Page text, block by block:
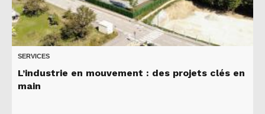
SERVICES
L’industrie en mouvement : des projets clés en
main